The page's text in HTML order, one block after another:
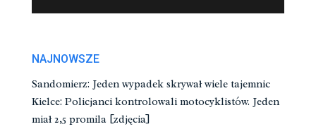
NAJNOWSZE
Sandomierz: Jeden wypadek skrywał wiele tajemnic
Kielce: Policjanci kontrolowali motocyklistów. Jeden
miał 2,5 promila [zdjęcia]